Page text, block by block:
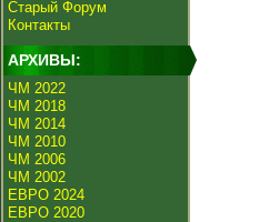
Старый Форум
Контакты
АРХИВЫ:
ЧМ 2022
ЧМ 2018
ЧМ 2014
ЧМ 2010
ЧМ 2006
ЧМ 2002
ЕВРО 2024
ЕВРО 2020